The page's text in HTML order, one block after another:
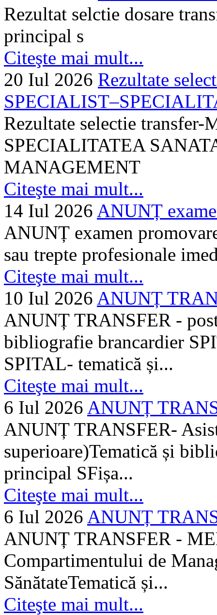
Rezultat selctie dosare
principal s
Citeşte mai mult...
20 Iul 2026 Rezultate
Rezultate selectie
SPECIALITATEA
MANAGEMENT
Citeşte mai mult...
14 Iul 2026 ANUNȚ
ANUNȚ examen
sau trepte profesionale
Citeşte mai mult...
10 Iul 2026 ANUNȚ
ANUNȚ TRANSFER -
bibliografie brancardier
SPITAL- tematică și...
Citeşte mai mult...
6 Iul 2026 ANUNȚ
ANUNȚ TRANSFER-
superioare)Tematică și
principal SFișa...
Citeşte mai mult...
6 Iul 2026 ANUNȚ
ANUNȚ TRANSFER -
Compartimentului de
SănătateTematică și...
Citeşte mai mult...